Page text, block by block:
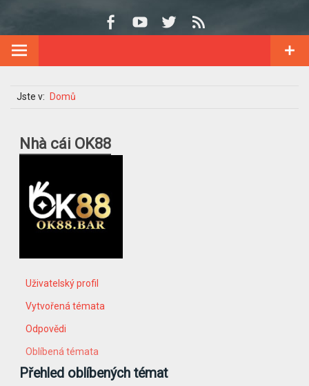
Jste v: Domů
Nhà cái OK88
Uživatelský profil
Vytvořená témata
Odpovědi
Oblíbená témata
Přehled oblíbených témat